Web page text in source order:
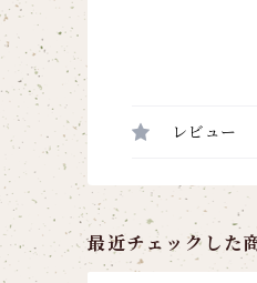
レビュー
最近チェックした